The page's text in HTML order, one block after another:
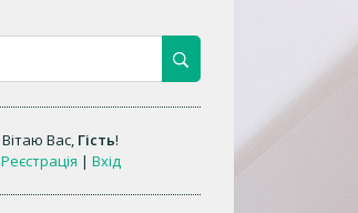
Вітаю Вас, Гість!
Реєстрація | Вхід